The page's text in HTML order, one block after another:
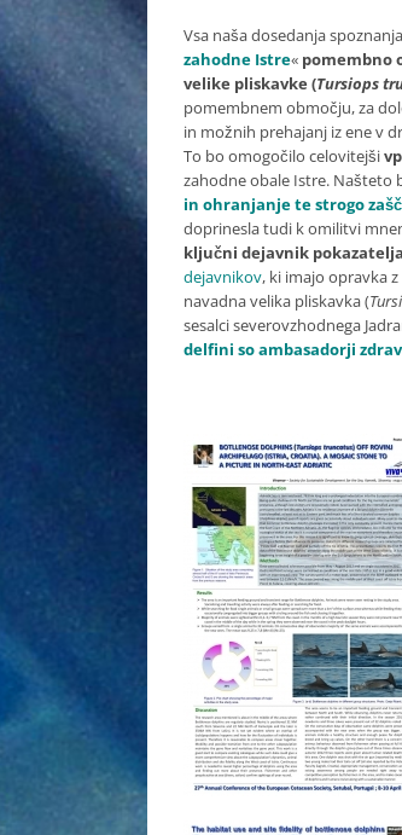
Vsa naša dosedanja
zahodne Istre« pomembno
velike pliskavke (Tursiops
pomembnem območju, za
in možnih prehajanj iz ene v
To bo omogočilo celovitejši
zahodne obale Istre. Našteto
in ohranjanje te strogo
doprinesla tudi k omilitvi
ključni dejavnik
dejavnikov, ki imajo opravka
navadna velika pliskavka (
sesalci severovzhodnega
delfini so ambasadorji